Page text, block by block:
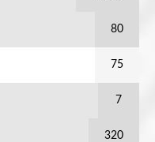
80
75
7
320